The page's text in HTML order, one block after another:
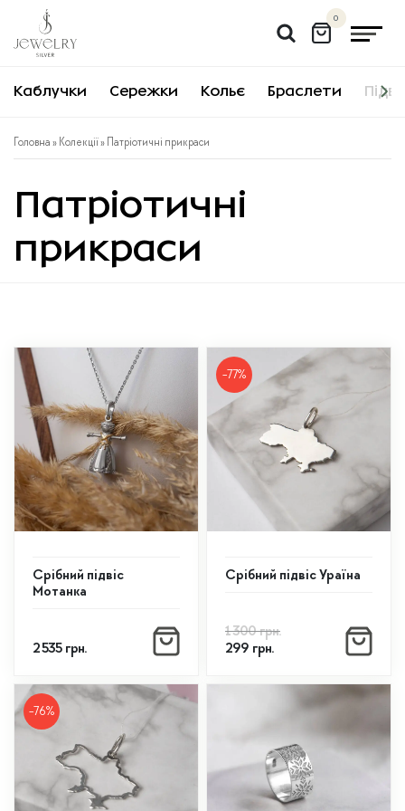
Перейти
вмісту
0
Каблучки Сережки Кольє Браслети
Головна» Колекції» Патріотичні прикраси
Патріотичні
прикраси
Срібний підвіс
Мотанка
2 535 грн.
-77%
Срібний підвіс Ураїна
1 300грн.
Оригінальна
ціна:
300
299 грн.
Поточна
ціна:
грн..
-76%